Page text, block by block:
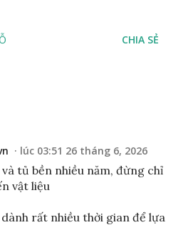
CHIA SẺ
lúc 03:51 26 tháng 6, 2026
tủ bền nhiều năm, đừng chỉ
vật liệu
rất nhiều thời gian để lựa